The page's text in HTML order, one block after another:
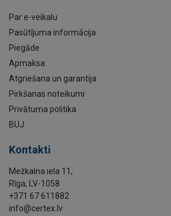
Par e-veikalu
Pasūtījuma informācija
Piegāde
Apmaksa
Atgriešana un garantija
Pirkšanas noteikumi
Privātuma politika
BUJ
Kontakti
Mežkalna iela 11,
Rīga, LV-1058
+371 67 611882
info@certex.lv